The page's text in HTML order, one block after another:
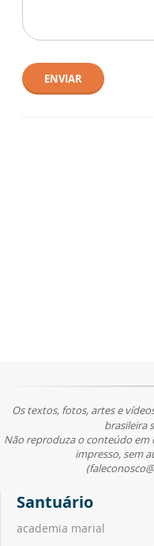
ENVIAR
Os textos, fotos, artes e
brasileira
Não reproduza o conteúdo
impresso, sem
Santuário
academia marial